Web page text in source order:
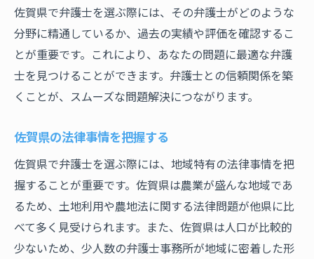
納得いく解決策を見つけるための相談術
初回相談の注意点とよくある失敗
料金体系の違いを把握して納得のいく弁護士を
選ぶ
料金体系の種類を理解する
事前に費用を確認する重要性
弁護士費用の見積もり方法
予算に合った弁護士を選ぶ
追加費用の有無を確認する
実際の事例から学ぶ成功する弁護士選びのコツ
佐賀県で弁護士を選ぶ際には、その弁護士がどのような
分野に精通しているか、過去の実績や評価を確認するこ
とが重要です。これにより、あなたの問題に最適な弁護
士を見つけることができます。弁護士との信頼関係を築
くことが、スムーズな問題解決につながります。
佐賀県の法律事情を把握する
佐賀県で弁護士を選ぶ際には、地域特有の法律事情を把
握することが重要です。佐賀県は農業が盛んな地域であ
るため、土地利用や農地法に関する法律問題が他県に比
べて多く見受けられます。また、佐賀県は人口が比較的
少ないため、少人数の弁護士事務所が地域に密着した形